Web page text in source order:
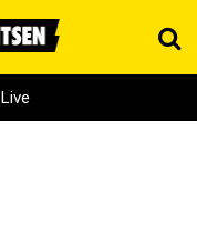
Live